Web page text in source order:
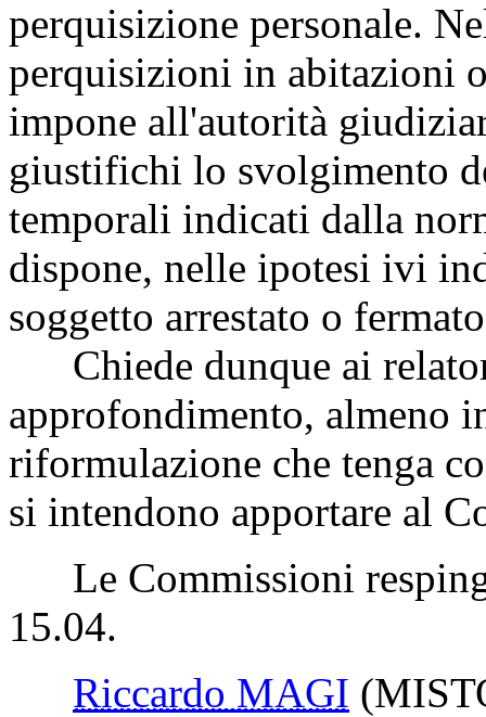
perquisizione personale.
perquisizioni in abitazioni
impone all'autorità
giustifichi lo svolgimento
temporali indicati dalla
dispone, nelle ipotesi ivi
soggetto arrestato o
Chiede dunque ai
approfondimento, almeno
riformulazione che tenga
si intendono apportare al
Le Commissioni
15.04.
Riccardo MAGI